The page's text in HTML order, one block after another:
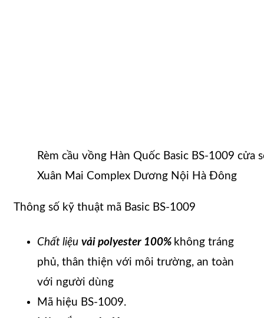
Rèm cầu vồng Hàn Quốc Basic BS-1009 cửa
Xuân Mai Complex Dương Nội Hà Đông
Thông số kỹ thuật mã Basic BS-1009
Chất liệu vải polyester 100% không tráng
phủ, thân thiện với môi trường, an toàn
với người dùng
Mã hiệu BS-1009.